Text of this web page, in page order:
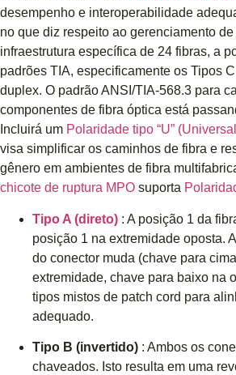
desempenho e interoperabilidade
no que diz respeito ao gerenciamento
infraestrutura específica de 24 fibras, a
padrões TIA, especificamente os Tipos
duplex. O padrão ANSI/TIA-568.3 para
componentes de fibra óptica está
Incluirá um Polaridade tipo “U”
visa simplificar os caminhos de fibra e
gênero em ambientes de fibra
chicote de ruptura MPO suporta
Tipo A (direto) : A posição 1 da
posição 1 na extremidade oposta.
do conector muda (chave para
extremidade, chave para baixo na
tipos mistos de patch cord para
adequado.
Tipo B (invertido) : Ambos os
chaveados. Isto resulta em uma